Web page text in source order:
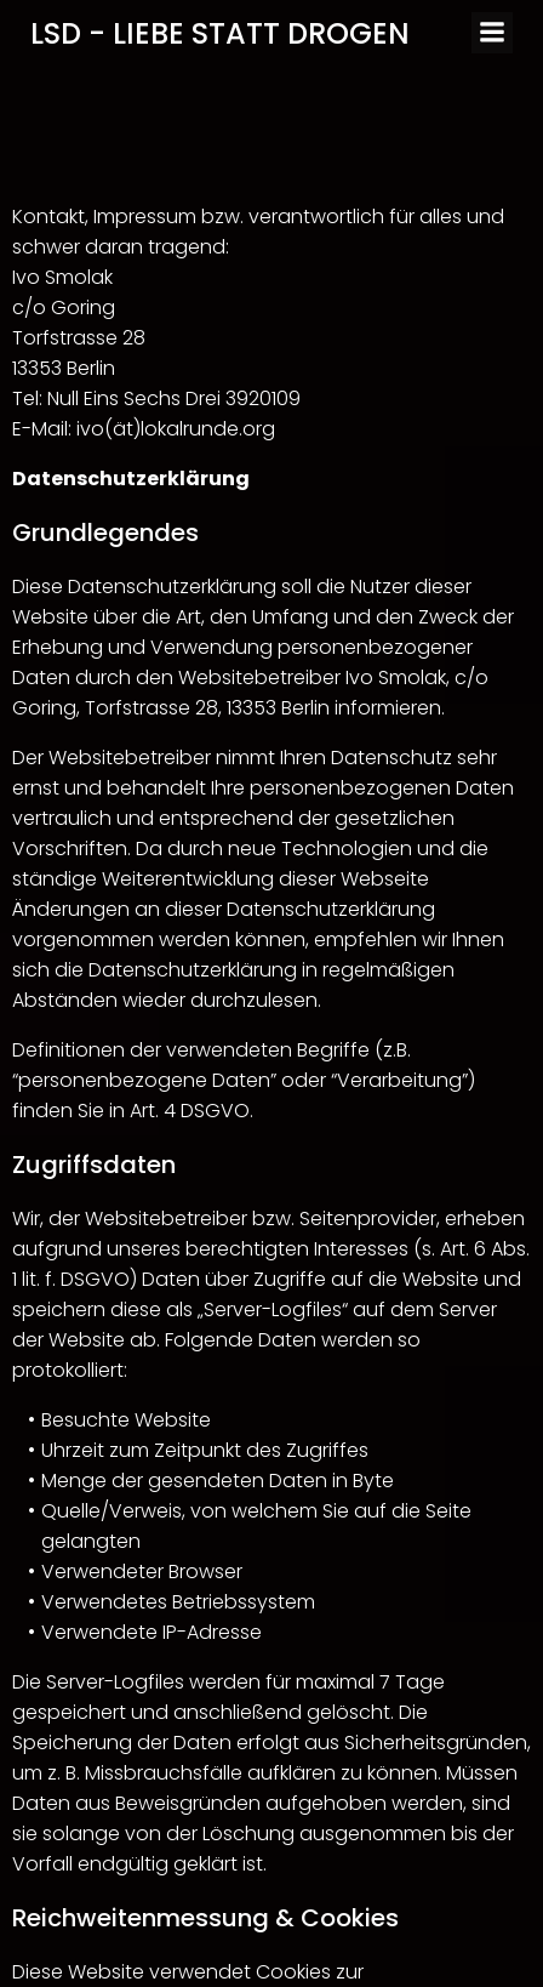
Inhalt
LSD - LIEBE STATT DROGEN
Kontakt, Impressum bzw. verantwortlich für alles und
schwer daran tragend:
Ivo Smolak
c/o Goring
Torfstrasse 28
13353 Berlin
Tel: Null Eins Sechs Drei 3920109
E-Mail: ivo(ät)lokalrunde.org
Datenschutzerklärung
Grundlegendes
Diese Datenschutzerklärung soll die Nutzer dieser
Website über die Art, den Umfang und den Zweck der
Erhebung und Verwendung personenbezogener
Daten durch den Websitebetreiber Ivo Smolak, c/o
Goring, Torfstrasse 28, 13353 Berlin informieren.
Der Websitebetreiber nimmt Ihren Datenschutz sehr
ernst und behandelt Ihre personenbezogenen Daten
vertraulich und entsprechend der gesetzlichen
Vorschriften. Da durch neue Technologien und die
ständige Weiterentwicklung dieser Webseite
Änderungen an dieser Datenschutzerklärung
vorgenommen werden können, empfehlen wir Ihnen
sich die Datenschutzerklärung in regelmäßigen
Abständen wieder durchzulesen.
Definitionen der verwendeten Begriffe (z.B.
“personenbezogene Daten” oder “Verarbeitung”)
finden Sie in Art. 4 DSGVO.
Zugriffsdaten
Wir, der Websitebetreiber bzw. Seitenprovider, erheben
aufgrund unseres berechtigten Interesses (s. Art. 6 Abs.
1 lit. f. DSGVO) Daten über Zugriffe auf die Website und
speichern diese als „Server-Logfiles“ auf dem Server
der Website ab. Folgende Daten werden so
protokolliert:
Besuchte Website
Uhrzeit zum Zeitpunkt des Zugriffes
Menge der gesendeten Daten in Byte
Quelle/Verweis, von welchem Sie auf die Seite
gelangten
Verwendeter Browser
Verwendetes Betriebssystem
Verwendete IP-Adresse
Die Server-Logfiles werden für maximal 7 Tage
gespeichert und anschließend gelöscht. Die
Speicherung der Daten erfolgt aus Sicherheitsgründen,
um z. B. Missbrauchsfälle aufklären zu können. Müssen
Daten aus Beweisgründen aufgehoben werden, sind
sie solange von der Löschung ausgenommen bis der
Vorfall endgültig geklärt ist.
Reichweitenmessung & Cookies
Diese Website verwendet Cookies zur